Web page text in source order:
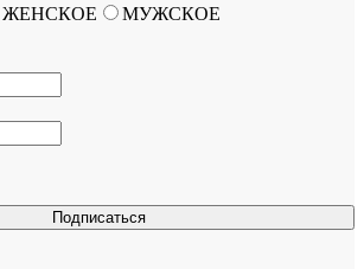
Подписаться
ЖЕНСКОЕ МУЖСКОЕ